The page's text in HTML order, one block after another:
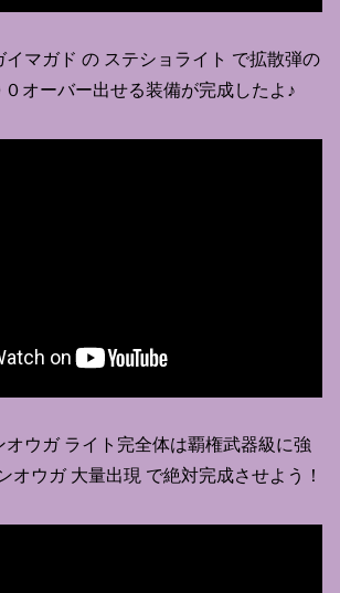
イマガド の ステショライト で拡散弾の
オーバー出せる装備が完成したよ♪
オウガ ライト完全体は覇権武器級に強
オウガ 大量出現 で絶対完成させよう！